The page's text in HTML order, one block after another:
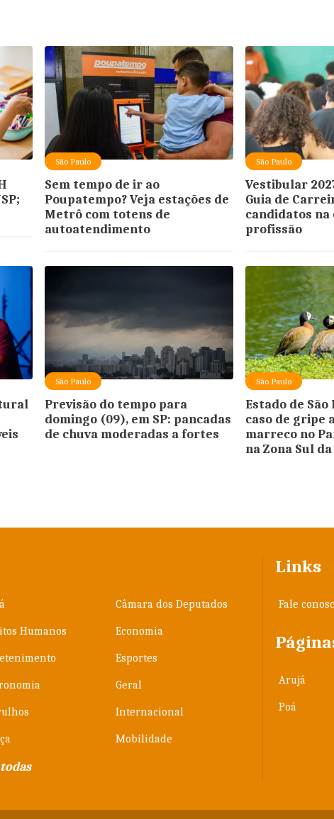
São Paulo
Sem tempo de ir ao
Poupatempo? Veja estações de
Metrô com totens de
autoatendimento
São Paulo
Vestibular
Guia de
candidatos na
profissão
São Paulo
Previsão do tempo para
domingo (09), em SP: pancadas
de chuva moderadas a fortes
São Paulo
Estado de
caso de gripe
marreco no
na Zona Sul
Câmara dos Deputados
Humanos Economia
Esportes
Geral
Internacional
Mobilidade
Links
Fale
Arujá
Poá